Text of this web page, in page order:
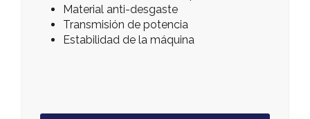
Material anti-desgaste
Transmisión de potencia
Estabilidad de la máquina